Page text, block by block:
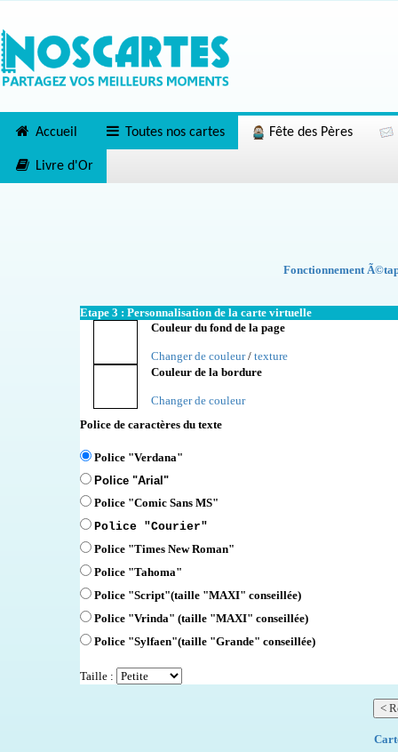
Accueil Toutes nos cartes Fête des Pères
Livre d'Or
Fonctionnement
Etape 3 : Personnalisation de la carte virtuelle
Couleur du fond de la page
Changer de couleur/ texture
Couleur de la bordure
Changer de couleur
Police de caractères du texte
Police "Verdana"
Police "Arial"
Police "Comic Sans MS"
Police "Courier"
Police "Times New Roman"
Police "Tahoma"
Police "Script"(taille "MAXI" conseillée)
Police "Vrinda" (taille "MAXI" conseillée)
Police "Sylfaen"(taille "Grande" conseillée)
Taille :